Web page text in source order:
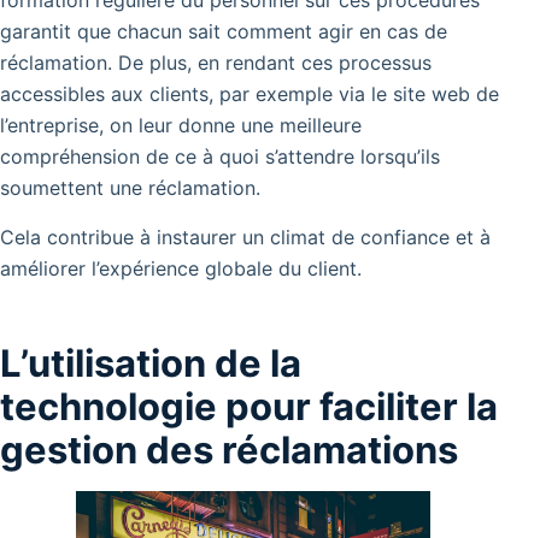
garantit que chacun sait comment agir en cas de
réclamation. De plus, en rendant ces processus
accessibles aux clients, par exemple via le site web de
l’entreprise, on leur donne une meilleure
compréhension de ce à quoi s’attendre lorsqu’ils
soumettent une réclamation.
Cela contribue à instaurer un climat de confiance et à
améliorer l’expérience globale du client.
L’utilisation de la
technologie pour faciliter la
gestion des réclamations